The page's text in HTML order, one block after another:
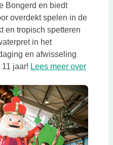
Bongerd en biedt
overdekt spelen in de
en tropisch spetteren
in het
en afwisseling
jaar! Lees meer over
link opent in een nieuwe tab